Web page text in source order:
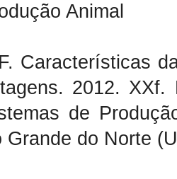
Animal
Características
2012. XXf.
de
Grande do Norte